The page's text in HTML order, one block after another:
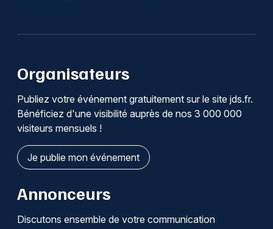
Organisateurs
Publiez votre événement gratuitement sur le site jds.fr.
Bénéficiez d'une visibilité auprès de nos 3 000 000
visiteurs mensuels !
Je publie mon événement
Annonceurs
Discutons ensemble de votre communication